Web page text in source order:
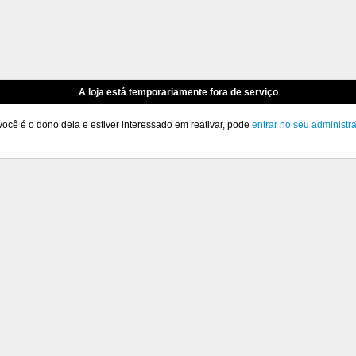
A loja está temporariamente fora de serviço
é o dono dela e estiver interessado em reativar, pode entrar no seu